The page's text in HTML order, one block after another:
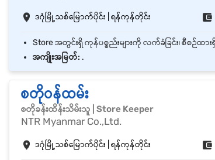
ဒဂုံမြို့သစ်မြောက်ပိုင်း | ရန်ကုန်တိုင်း
အကျိုးအမြတ်: .
စတိုဝန်ထမ်း
စတိုခန်းထိန်းသိမ်းသူ | Store Keeper
NTR Myanmar Co.,Ltd.
ဒဂုံမြို့သစ်မြောက်ပိုင်း | ရန်ကုန်တိုင်း